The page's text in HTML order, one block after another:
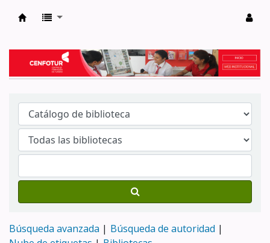
Búsqueda avanzada
Búsqueda de autoridad